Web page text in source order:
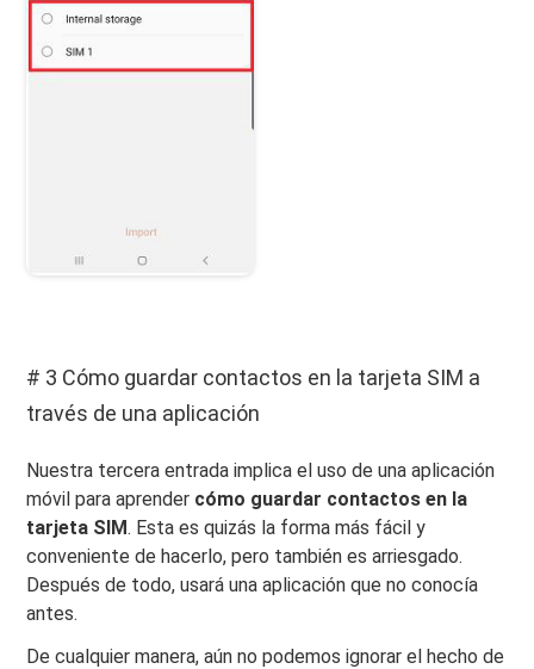
# 3 Cómo guardar contactos en la tarjeta SIM a
través de una aplicación
Nuestra tercera entrada implica el uso de una aplicación
móvil para aprender cómo guardar contactos en la
tarjeta SIM. Esta es quizás la forma más fácil y
conveniente de hacerlo, pero también es arriesgado.
Después de todo, usará una aplicación que no conocía
antes.
De cualquier manera, aún no podemos ignorar el hecho de